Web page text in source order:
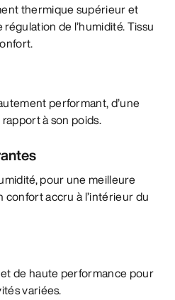
thermique supérieur et
de l’humidité. Tissu
performant, d’une
à son poids.
pour une meilleure
accru à l’intérieur du
de haute performance pour
variées.